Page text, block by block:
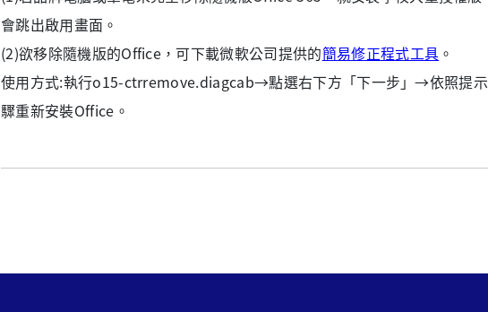
會跳出啟用畫面。
(2)欲移除隨機版的Office，可下載微軟公司提供的簡易修正程式工具 。
使用方式:執行o15-ctrremove.diagcab→點選右下方「下一步」→依照提
驟重新安裝Office。